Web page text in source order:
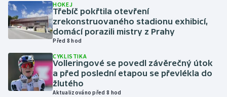
Moderní pětiboj
Motorsport
Olympijské hry
Parasport
HOKEJ
Třebíč pokřtila otevření
zrekonstruovaného stadionu exhibicí,
domácí porazili mistry z Prahy
Před 8 hod
CYKLISTIKA
Volleringové se povedl závěrečný útok
a před poslední etapou se převlékla do
žlutého
Aktualizováno před 8 hod